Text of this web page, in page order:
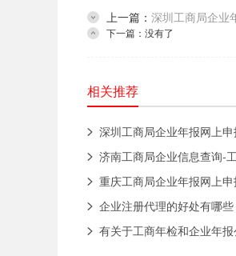
上一篇： 深圳工商局企业
下一篇：没有了
相关推荐
企业注册代理的好处有哪些